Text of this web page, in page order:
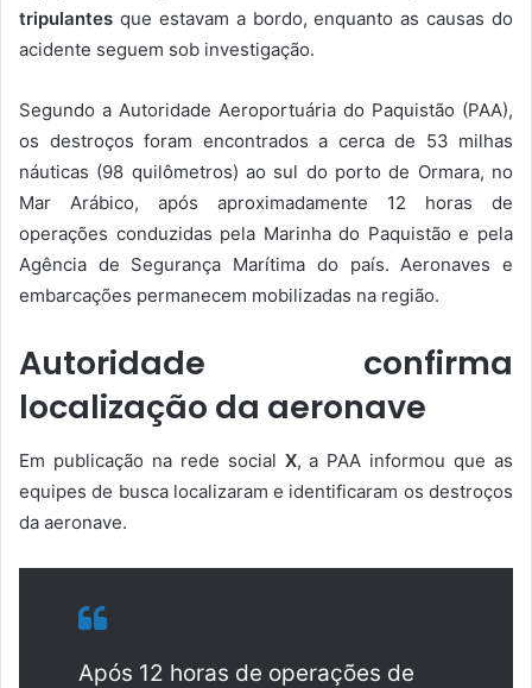
tripulantes que estavam a bordo, enquanto as causas do
acidente seguem sob investigação.
Segundo a Autoridade Aeroportuária do Paquistão (PAA),
os destroços foram encontrados a cerca de 53 milhas
náuticas (98 quilômetros) ao sul do porto de Ormara, no
Mar Arábico, após aproximadamente 12 horas de
operações conduzidas pela Marinha do Paquistão e pela
Agência de Segurança Marítima do país. Aeronaves e
embarcações permanecem mobilizadas na região.
Autoridade confirma
localização da aeronave
Em publicação na rede social X, a PAA informou que as
equipes de busca localizaram e identificaram os destroços
da aeronave.
Após 12 horas de operações de